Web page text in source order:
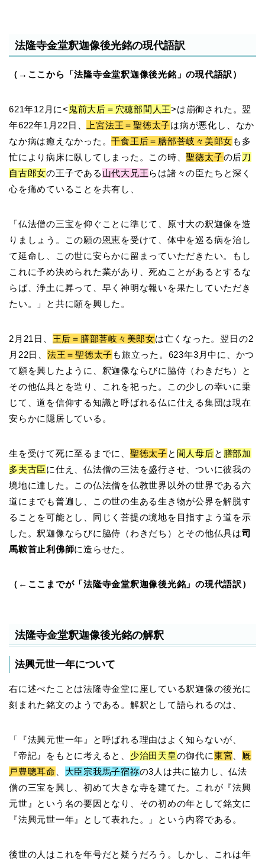
法隆寺金堂釈迦像後光銘の現代語訳
（→ここから「法隆寺金堂釈迦像後光銘」の現代語訳）
621年12月に< 鬼前大后＝穴穂部間人王>は崩御された。翌
年622年1月22日、
上宮法王＝聖徳太子は病が悪化し、なか
なか病は癒えなかった。干食王后＝膳部菩岐々美郎女も多
忙により病床に臥してしまった。この時、聖徳太子の后刀
自古郎女の王子である 山代大兄王らは諸々の臣たちと深く
心を痛めていることを共有し、
「仏法僧の三宝を仰ぐことに準じて、原寸大の釈迦像を造
りましょう。この願の恩恵を受けて、体中を巡る病を治し
て延命し、この世に安らかに留まっていただきたい。もし
これに予め決められた業があり、死ぬことがあるとするな
らば、浄土に昇って、早く神明な報いを果たしていただき
たい。」と共に願を興した。
2月21日、 王后＝膳部菩岐々美郎女は亡くなった。翌日の2
月22日、 法王＝聖徳太子も旅立った。623年3月中に、かつ
て願を興したように、釈迦像ならびに脇侍（わきだち）と
その他仏具とを造り、これを祀った。この少しの幸いに乗
じて、道を信仰する知識と呼ばれる仏に仕える集団は現在
安らかに隠居している。
生を受けて死に至るまでに、 聖徳太子と 間人母后と 膳部加
多夫古臣に仕え、仏法僧の三法を盛行させ、ついに彼我の
境地に達した。この仏法僧を仏教世界以外の世界である六
道にまでも普遍し、この世の生ある生き物が公界を解脱す
ることを可能とし、同じく菩提の境地を目指すよう道を示
した。釈迦像ならびに脇侍（わきだち）とその他仏具は司
馬鞍首止利佛師に造らせた。
（←ここまでが「法隆寺金堂釈迦像後光銘」の現代語訳）
法隆寺金堂釈迦像後光銘の解釈
法興元世一年について
右に述べたことは法隆寺金堂に座している釈迦像の後光に
刻まれた銘文のようである。解釈として語られるのは、
「『法興元世一年』と呼ばれる理由はよく知らないが、
『帝記』をもとに考えると、 少治田天皇の御代に東宮
厩
戸豊聰耳命
大臣宗我馬子宿祢の3人は共に協力し、仏法
僧の三宝を興し、初めて大きな寺を建てた。これが『法興
元世』という名の要因となり、その初めの年として銘文に
『法興元世一年』として表れた。」という内容である。
後世の人はこれを年号だと疑うだろう。しかし、これは年